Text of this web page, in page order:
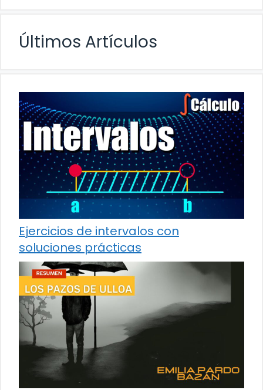
Últimos Artículos
Ejercicios de intervalos con
soluciones prácticas